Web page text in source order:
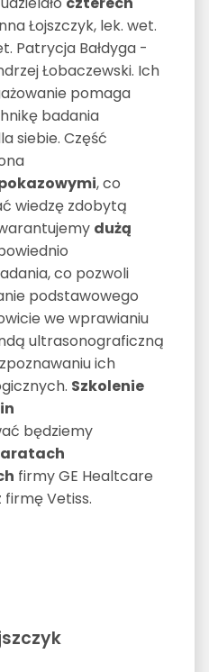
Łojszczyk, lek. wet.
Patrycja Bałdyga -
Łobaczewski. Ich
pomaga
badania
siebie. Część
, co
wiedzę zdobytą
dużą
co pozwoli
podstawowego
we wprawianiu
ultrasonograficzną
ich
Szkolenie
będziemy
firmy GE Healtcare
Vetiss.